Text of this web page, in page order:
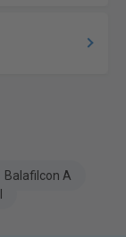
Balafilcon A